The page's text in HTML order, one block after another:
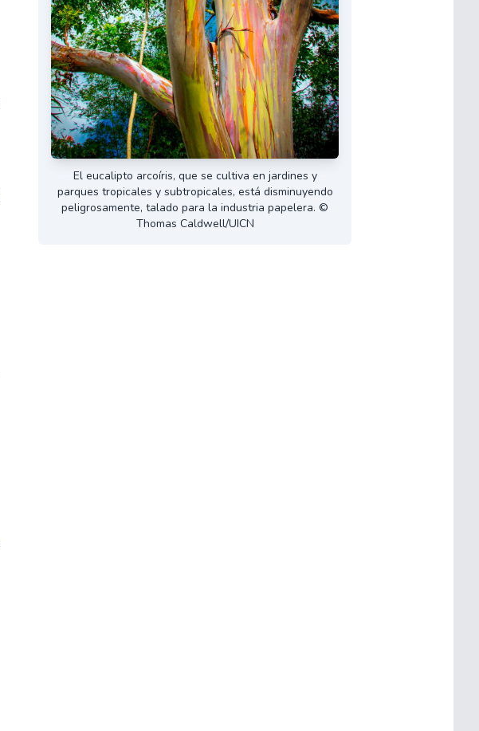
El eucalipto arcoíris, que se cultiva en jardines y
parques tropicales y subtropicales, está disminuyendo
peligrosamente, talado para la industria papelera. ©
Thomas Caldwell/UICN